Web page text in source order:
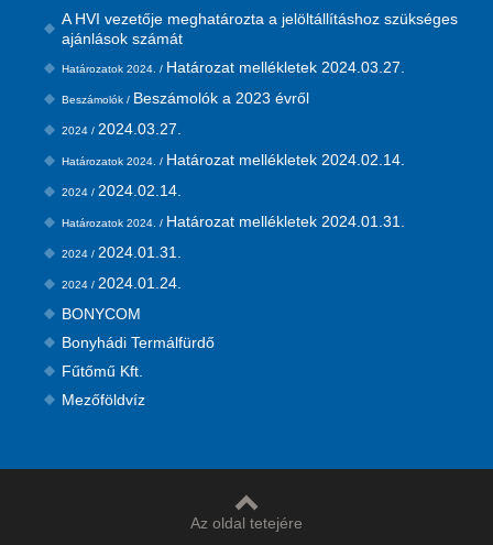
A HVI vezetője meghatározta a jelöltállításhoz szükséges
ajánlások számát
Határozatok 2024. / Határozat mellékletek 2024.03.27.
Beszámolók / Beszámolók a 2023 évről
2024 / 2024.03.27.
Határozatok 2024. / Határozat mellékletek 2024.02.14.
2024 / 2024.02.14.
Határozatok 2024. / Határozat mellékletek 2024.01.31.
2024 / 2024.01.31.
2024 / 2024.01.24.
BONYCOM
Bonyhádi Termálfürdő
Fűtőmű Kft.
Mezőföldvíz
Az oldal tetejére